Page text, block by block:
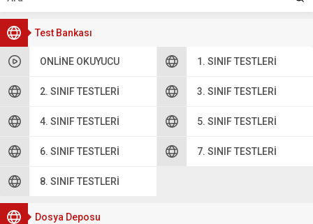
Test Bankası
ONLINE OKUYUCU 1. SINIF TESTLERI
2. SINIF TESTLERI 3. SINIF TESTLERI
4. SINIF TESTLERI 5. SINIF TESTLERI
6. SINIF TESTLERI 7. SINIF TESTLERI
8. SINIF TESTLERI
Dosya Deposu